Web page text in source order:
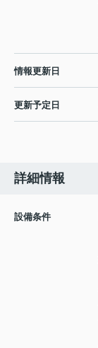
情報更新日
更新予定日
詳細情報
設備条件